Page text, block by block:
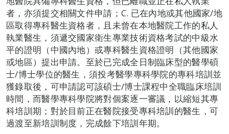
者，亦須提交相關文件申請；C. 已在內地或其他國家/地
區取得專科醫生資格者，且未曾在本地醫院工作的私人
執業醫生，須遞交國家衛生專業技術資格考試的中級水
平的證明（中國內地）或專科醫生資格證明（其他國家
或地區）提出申請。至於已完成全日制臨床型的醫學碩
士/博士學位的醫生，須投考醫學專科學院的專科培訓並
獲錄取後，可申請認可該碩士/博士課程中全職臨床培訓
時間，而醫學專科學院將對個案逐一審議，以縮短其專
科培訓期；對於目前正在醫院接受專科培訓的醫生，可
過渡至新培訓制度，完成餘下培訓年期。